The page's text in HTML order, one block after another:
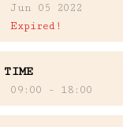
Jun 05 2022
Expired!
TIME
09:00 - 18:00